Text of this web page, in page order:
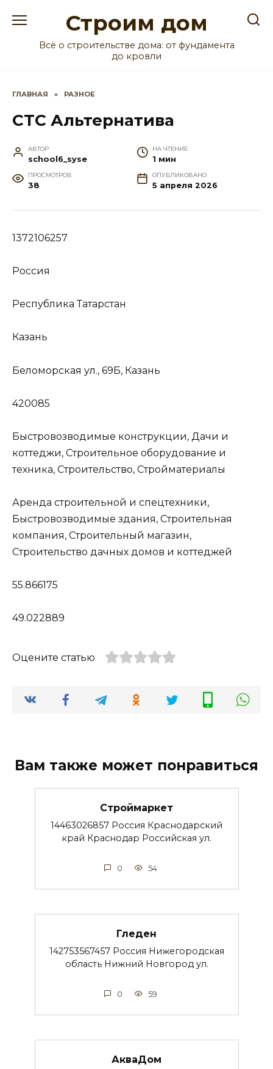
Строим дом
Всё о строительстве дома: от фундамента
до кровли
ГЛАВНАЯ » РАЗНОЕ
СТС Альтернатива
АВТОР
school6_syse
НА ЧТЕНИЕ
1 мин
ПРОСМОТРОВ
38
ОПУБЛИКОВАНО
5 апреля 2026
1372106257
Россия
Республика Татарстан
Казань
Беломорская ул., 69Б, Казань
420085
Быстровозводимые конструкции, Дачи и
коттеджи, Строительное оборудование и
техника, Строительство, Стройматериалы
Аренда строительной и спецтехники,
Быстровозводимые здания, Строительная
компания, Строительный магазин,
Строительство дачных домов и коттеджей
55.866175
49.022889
Оцените статью
Вам также может понравиться
Строймаркет
14463026857 Россия Краснодарский
край Краснодар Российская ул.
0 54
Гледен
142753567457 Россия Нижегородская
область Нижний Новгород ул.
0 59
АкваДом